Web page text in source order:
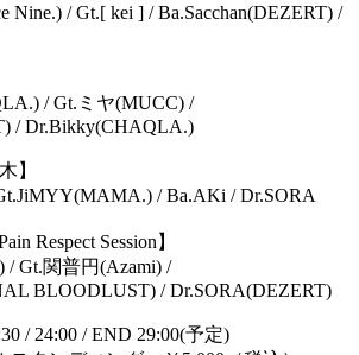
Nine.) / Gt.[ kei ] / Ba.Sacchan(DEZERT) /
/ Gt.ミヤ(MUCC) /
/ Dr.Bikky(CHAQLA.)
】
/ Ba.AKi / Dr.SORA
Respect Session】
/ Gt.関普円(Azami) /
BLOODLUST) / Dr.SORA(DEZERT)
/ 24:00 / END 29:00(予定)